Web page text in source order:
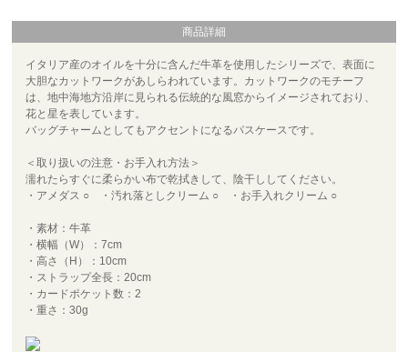
商品詳細
イタリア産のオイルを十分に含んだ牛革を使用したシリーズで、表面に
大胆なカットワークがあしらわれています。カットワークのモチーフ
は、地中海地方沿岸に見られる伝統的な風窓からイメージされており、
花と星を表しています。
バッグチャームとしてもアクセントになるパスケースです。
＜取り扱いの注意・お手入れ方法＞
濡れたらすぐに柔らかい布で乾拭きして、陰干ししてください。
・アメダス ○ ・汚れ落としクリーム ○ ・お手入れクリーム ○
・素材：牛革
・横幅（W）：7cm
・高さ（H）：10cm
・ストラップ全長：20cm
・カードポケット数：2
・重さ：30g